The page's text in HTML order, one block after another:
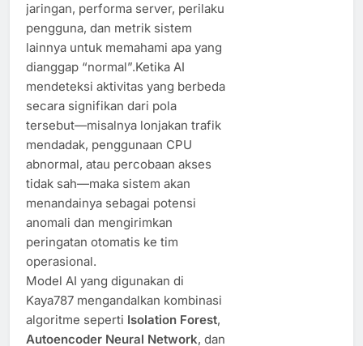
jaringan, performa server, perilaku
pengguna, dan metrik sistem
lainnya untuk memahami apa yang
dianggap “normal”.Ketika AI
mendeteksi aktivitas yang berbeda
secara signifikan dari pola
tersebut—misalnya lonjakan trafik
mendadak, penggunaan CPU
abnormal, atau percobaan akses
tidak sah—maka sistem akan
menandainya sebagai potensi
anomali dan mengirimkan
peringatan otomatis ke tim
operasional.
Model AI yang digunakan di
Kaya787 mengandalkan kombinasi
algoritme seperti Isolation Forest,
Autoencoder Neural Network, dan